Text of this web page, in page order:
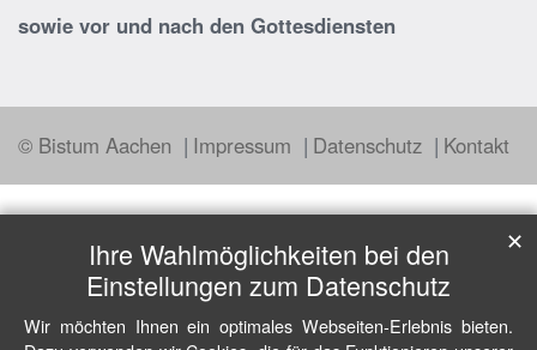
sowie vor und nach den Gottesdiensten
© Bistum Aachen Impressum Datenschutz Kontakt
Ihre Wahlmöglichkeiten bei den
Einstellungen zum Datenschutz
Wir möchten Ihnen ein optimales Webseiten-Erlebnis bieten.
✕